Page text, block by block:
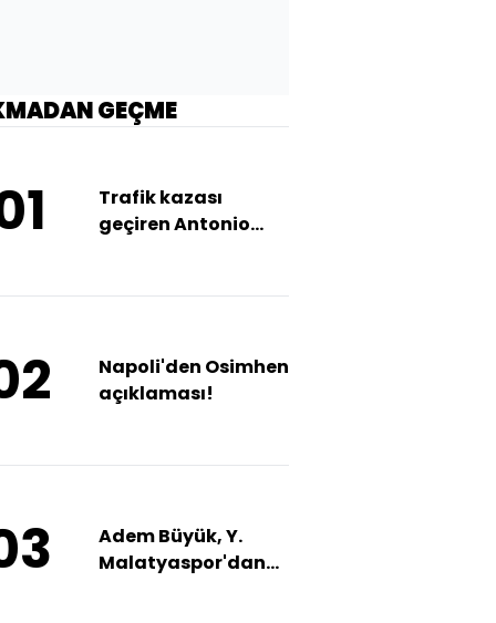
GEÇME
Trafik kazası
geçiren Antonio
Napoli'den Osimhen
açıklaması!
Adem Büyük, Y.
Malatyaspor'dan